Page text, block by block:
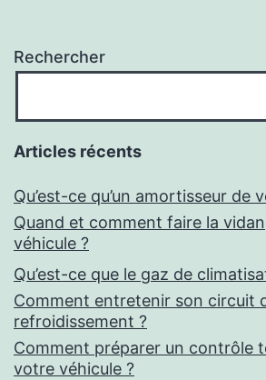
Rechercher
Articles récents
Qu’est-ce qu’un amortisseur de
Quand et comment faire la
véhicule ?
Qu’est-ce que le gaz de
Comment entretenir son circuit
refroidissement ?
Comment préparer un contrôle
votre véhicule ?